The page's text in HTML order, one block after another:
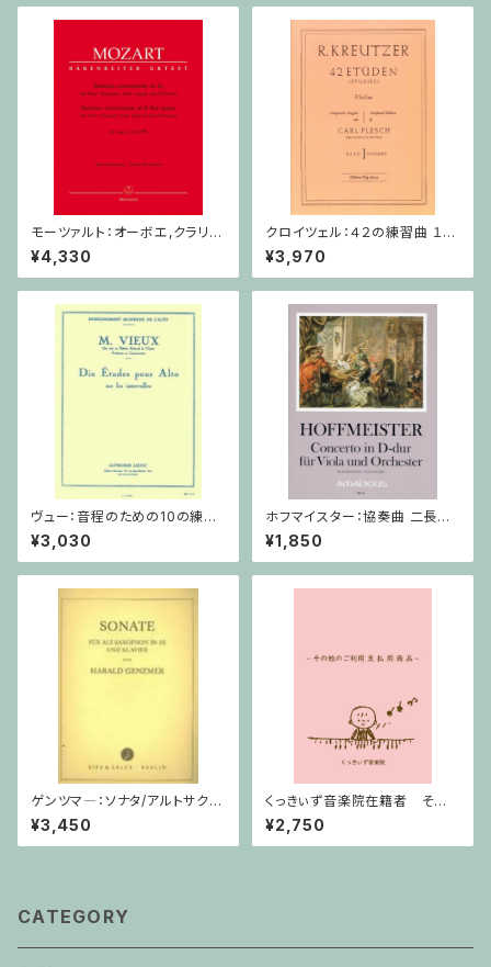
モーツァルト：オーボエ,クラリネ
ット,ホルン,ファゴットと管弦楽
のための協奏交響曲 / オーボ
エ,クラリネット,ホルン,ファゴッ
¥4,330
クロイツェル：４２の練習曲 １巻
/ ヴァイオリン教本
¥3,970
ヴュー：音程のための10の練習
/ ヴィオラ
¥3,030
ホフマイスター：協奏曲 二長調
/ ヴィオラ・ピアノ
¥1,850
ゲンツマ―：ソナタ/アルトサクソ
フォーン・ピアノ
¥3,450
くっきぃず音楽院在籍者 その
他のご利用支払用商品 おば
けのぼうけん２巻
¥2,750
CATEGORY